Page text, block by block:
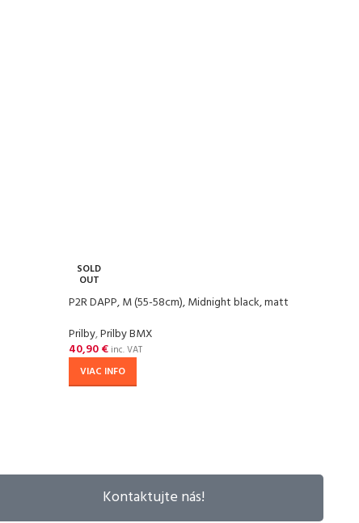
SOLD
OUT
P2R DAPP, M (55-58cm), Midnight black, matt
Prilby,Prilby BMX
40,90€ inc. VAT
VIAC INFO
Kontaktujte nás!